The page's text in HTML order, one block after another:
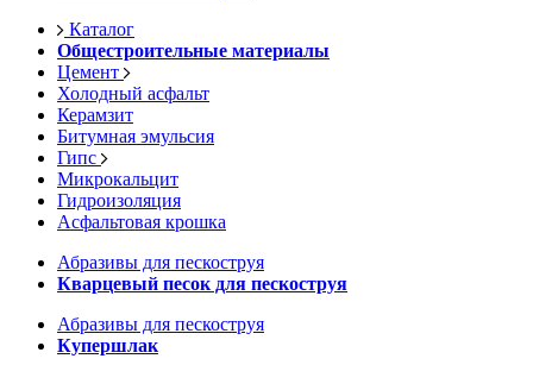
Каталог
Общестроительные материалы
Цемент
Холодный асфальт
Керамзит
Битумная эмульсия
Гипс
Микрокальцит
Гидроизоляция
Асфальтовая крошка
Абразивы для пескоструя
Кварцевый песок для пескоструя
Абразивы для пескоструя
Купершлак